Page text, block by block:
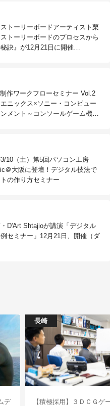
ストーリーボードアーティスト栗
トーリーボードのプロセスから
訣』が12月21日に開催
制作ワークフローセミナー Vol.2
ニックス×ソニー・コンピュー
メント～コンソールゲーム機開
10（土）第5回パソコン工房
＠大阪に登壇！デジタル技法で
の作り方セミナー
D'Art Shtajioが講演「デジタル
セミナー」12月21日、開催（ダ
デ
長崎
【積極採用】３ＤＣＧゲ